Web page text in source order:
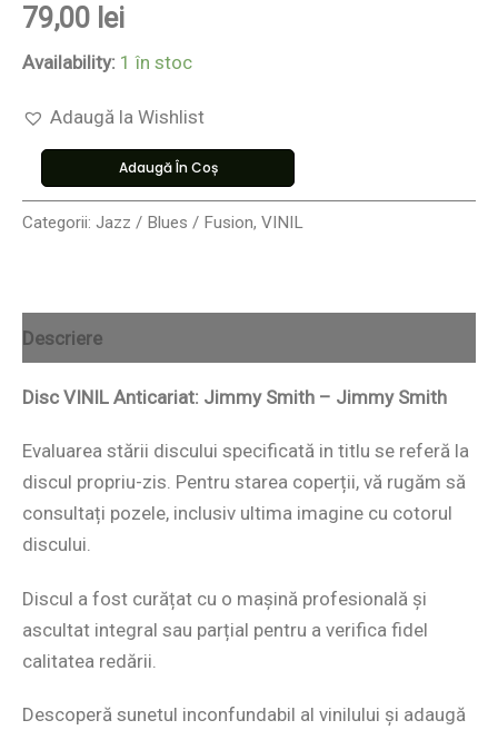
79,00 lei
Availability: 1 în stoc
Adaugă la Wishlist
Adaugă În Coș
Categorii: Jazz / Blues / Fusion, VINIL
Descriere
Disc VINIL Anticariat: Jimmy Smith – Jimmy Smith
Evaluarea stării discului specificată in titlu se referă la
discul propriu-zis. Pentru starea coperții, vă rugăm să
consultați pozele, inclusiv ultima imagine cu cotorul
discului.
Discul a fost curățat cu o mașină profesională și
ascultat integral sau parțial pentru a verifica fidel
calitatea redării.
Descoperă sunetul inconfundabil al vinilului și adaugă